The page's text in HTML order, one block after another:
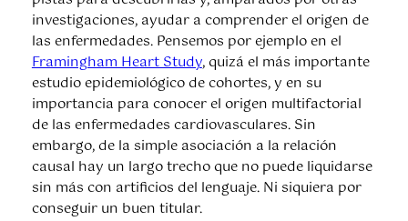
investigaciones, ayudar a comprender el origen de
las enfermedades. Pensemos por ejemplo en el
Framingham Heart Study, quizá el más importante
estudio epidemiológico de cohortes, y en su
importancia para conocer el origen multifactorial
de las enfermedades cardiovasculares. Sin
embargo, de la simple asociación a la relación
causal hay un largo trecho que no puede liquidarse
sin más con artificios del lenguaje. Ni siquiera por
conseguir un buen titular.